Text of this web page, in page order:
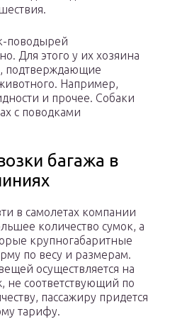
поводырей
Для этого у их хозяина
подтверждающие
Например,
и прочее. Собаки
с поводками
багажа в
в самолетах компании
количество сумок, а
крупногабаритные
по весу и размерам.
осуществляется на
не соответствующий по
пассажиру придется
тарифу.